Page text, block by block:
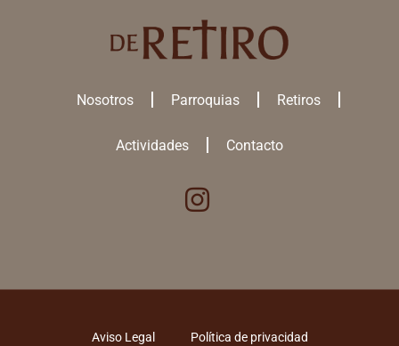
Nosotros Parroquias Retiros
Actividades Contacto
Aviso Legal Política de privacidad
RECHAZAR